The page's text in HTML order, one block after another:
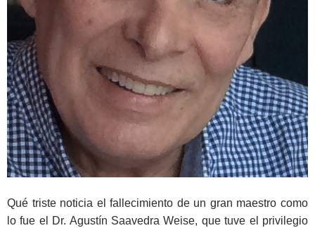
Qué triste noticia el fallecimiento de un gran maestro como
lo fue el Dr. Agustín Saavedra Weise, que tuve el privilegio